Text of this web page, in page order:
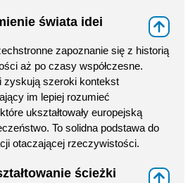
świata idei
zapoznanie się z historią
aż po czasy współczesne.
zyskują szeroki kontekst
im lepiej rozumieć
ukształtowały europejską
To solidna podstawa do
otaczającej rzeczywistości.
ścieżki